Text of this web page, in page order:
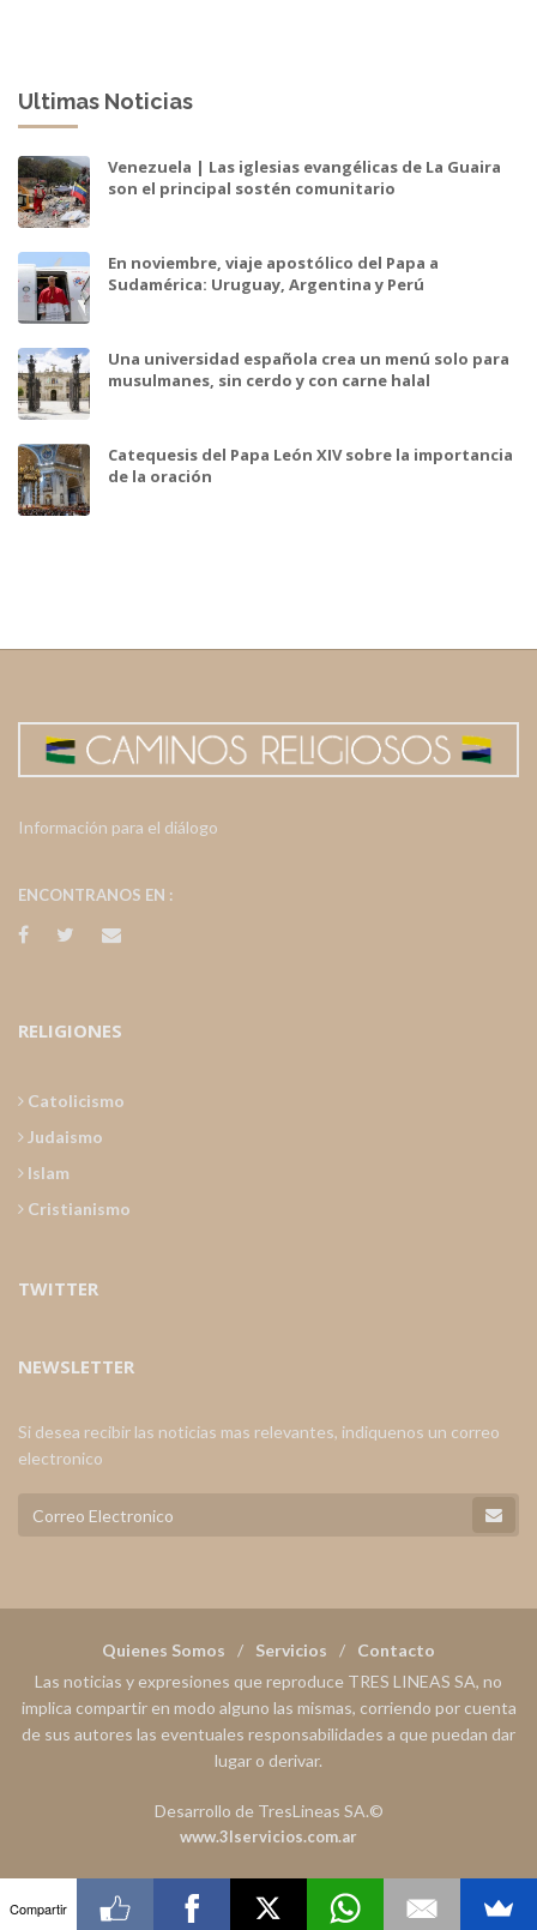
Ultimas Noticias
Venezuela | Las iglesias evangélicas de La Guaira
son el principal sostén comunitario
En noviembre, viaje apostólico del Papa a
Sudamérica: Uruguay, Argentina y Perú
Una universidad española crea un menú solo para
musulmanes, sin cerdo y con carne halal
Catequesis del Papa León XIV sobre la importancia
de la oración
Información para el diálogo
ENCONTRANOS EN :
RELIGIONES
Catolicismo
Judaismo
Islam
Cristianismo
TWITTER
NEWSLETTER
Si desea recibir las noticias mas relevantes, indiquenos un correo
electronico
Quienes Somos Servicios
Contacto
Las noticias y expresiones que reproduce TRES LINEAS SA, no
implica compartir en modo alguno las mismas, corriendo por cuenta
de sus autores las eventuales responsabilidades a que puedan dar
lugar o derivar.
Desarrollo de TresLineas SA.©
www.3lservicios.com.ar
Compartir